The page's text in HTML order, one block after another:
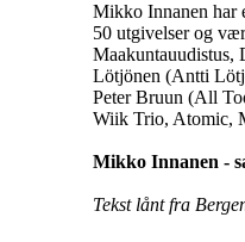
Mikko Innanen har
50 utgivelser og
Maakuntauudistus,
Lötjönen (Antti
Peter Bruun (All
Wiik Trio, Atomic,
Mikko Innanen -
Tekst lånt fra